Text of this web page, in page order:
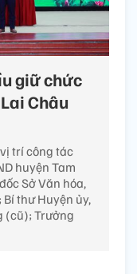
giữ chức
Châu
trí công tác
huyện Tam
Sở Văn hóa,
thư Huyện ủy,
(cũ); Trưởng